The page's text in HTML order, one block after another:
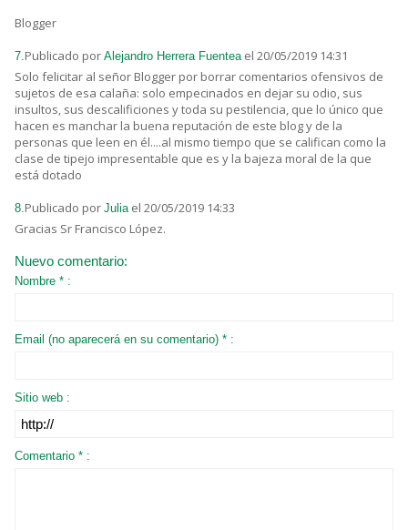
Blogger
7.Publicado por Alejandro Herrera Fuentea el 20/05/2019 14:31
Solo felicitar al señor Blogger por borrar comentarios ofensivos de
sujetos de esa calaña: solo empecinados en dejar su odio, sus
insultos, sus descalificiones y toda su pestilencia, que lo único que
hacen es manchar la buena reputación de este blog y de la
personas que leen en él....al mismo tiempo que se califican como la
clase de tipejo impresentable que es y la bajeza moral de la que
está dotado
8.Publicado por Julia el 20/05/2019 14:33
Gracias Sr Francisco López.
Nuevo comentario:
Nombre * :
Email (no aparecerá en su comentario) * :
Sitio web :
Comentario * :